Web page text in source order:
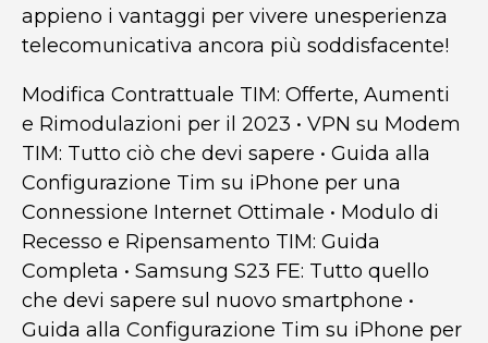
appieno i vantaggi per vivere unesperienza
telecomunicativa ancora più soddisfacente!
Modifica Contrattuale TIM: Offerte, Aumenti
e Rimodulazioni per il 2023 • VPN su Modem
TIM: Tutto ciò che devi sapere • Guida alla
Configurazione Tim su iPhone per una
Connessione Internet Ottimale • Modulo di
Recesso e Ripensamento TIM: Guida
Completa • Samsung S23 FE: Tutto quello
che devi sapere sul nuovo smartphone •
Guida alla Configurazione Tim su iPhone per